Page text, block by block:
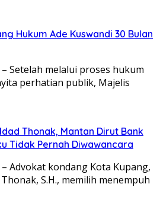
Hukum Ade Kuswandi 30 Bulan
– Setelah melalui proses hukum
perhatian publik, Majelis
Thonak, Mantan Dirut Bank
Tidak Pernah Diwawancara
– Advokat kondang Kota Kupang,
S.H., memilih menempuh